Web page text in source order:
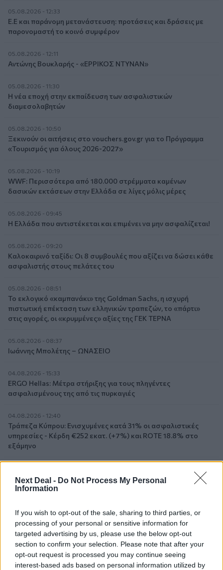
Next Deal - Do Not Process My Personal
Information
If you wish to opt-out of the sale, sharing to third parties, or
processing of your personal or sensitive information for
targeted advertising by us, please use the below opt-out
section to confirm your selection. Please note that after your
opt-out request is processed you may continue seeing
interest-based ads based on personal information utilized by
05.08.2026 - 12:33
Ε.Ε και παράνομη μετανάστευση: προτάσεις και δράσεις με
παρονομαστή το κοινό συμφέρον
05.08.2026 - 12:11
Αντώνης Βουκλαρής - «ΕΡΡΙΚΟΣ ΝΤΥΝΑΝ»
05.08.2026 - 11:30
Η νέα εποχή στην εκπαίδευση των ασφαλιστικών
διαμεσολαβητών
05.08.2026 - 10:50
Ξεκινούν οι αιτήσεις στο vouchers.gov.gr για το Πρόγραμμα
«Τουρισμός για όλους 2026-2027»
05.08.2026 - 10:19
WWF: Περισσότερα από 180.000 στρέμματα καμένων
δασικών εκτάσεων στην Ελλάδα σε λίγες μόλις μέρες
05.08.2026 - 09:45
Η Ελλάδα που αντιστέκεται και επιμένει να μην ασφαλίζεται!
05.08.2026 - 09:20
Καλοκαιρινό ταξίδι: Οι 8 συμβουλές που αξίζει να δώσει κάθε
ασφαλιστής στους πελάτες του
05.08.2026 - 08:51
Το εκλογικό «καμπανάκι» της Goldman Sachs, η ισχυρή
πιστωτική επέκταση των ελληνικών τραπεζών, το «πάρτι»
στις αγορές, οι «κρυμμένες» αξίες της ΓΕΚ ΤΕΡΝΑ
05.08.2026 - 08:37
Ιωάννης Μπολέτης – ΩΝΑΣΕΙΟ
04.08.2026 - 15:33
ERGO Hellas: Μέτρα στήριξης για τους πληγέντες
ασφαλισμένους της από τις πυρκαγιές
04.08.2026 - 12:40
Τράπεζα Κύπρου: Ενισχυμένες κατά 31% οι ασφαλιστικές
υπηρεσίες - Κέρδη €252 εκατ. (+7%) και ROTE 18.8% στο
εξάμηνο
Σπύρος Γεωργαράς - «ΥΓΕΙΑ» / Ερευνητικό και Θεραπευτικό
Ινστιτούτο ΟΦΘΑΛΜΟΣ
04.08.2026 - 11:46
10 βασικές συμβουλές για προστασία μετά από πυρκαγιά
04.08.2026 - 11:26
Γιάννης Καντώρος – Όμιλος INTERAMERICAN